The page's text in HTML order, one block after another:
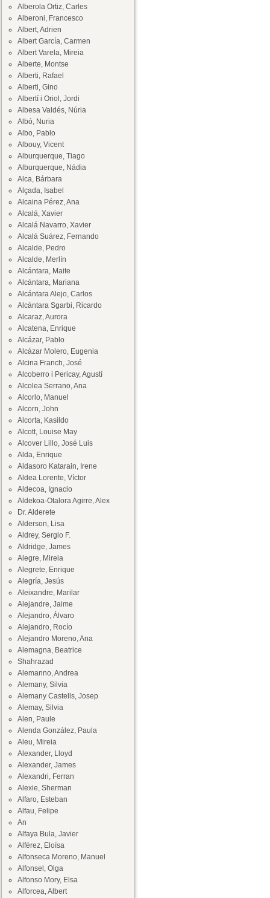
Alberola Ortiz, Carles
Alberoni, Francesco
Albert, Adrien
Albert García, Carmen
Albert Varela, Mireia
Alberte, Montse
Alberti, Rafael
Alberti, Gino
Albertí i Oriol, Jordi
Albesa Valdés, Núria
Albó, Nuria
Albo, Pablo
Albouy, Vicent
Alburquerque, Tiago
Alburquerque, Nádia
Alca, Bárbara
Alçada, Isabel
Alcaina Pérez, Ana
Alcalá, Xavier
Alcalá Navarro, Xavier
Alcalá Suárez, Fernando
Alcalde, Pedro
Alcalde, Merlín
Alcántara, Maite
Alcántara, Mariana
Alcántara Alejo, Carlos
Alcántara Sgarbi, Ricardo
Alcaraz, Aurora
Alcatena, Enrique
Alcázar, Pablo
Alcázar Molero, Eugenia
Alcina Franch, José
Alcoberro i Pericay, Agustí
Alcolea Serrano, Ana
Alcorlo, Manuel
Alcorn, John
Alcorta, Kasildo
Alcott, Louise May
Alcover Lillo, José Luis
Alda, Enrique
Aldasoro Katarain, Irene
Aldea Lorente, Víctor
Aldecoa, Ignacio
Aldekoa-Otalora Agirre, Alex
Dr. Alderete
Alderson, Lisa
Aldrey, Sergio F.
Aldridge, James
Alegre, Mireia
Alegrete, Enrique
Alegría, Jesús
Aleixandre, Marilar
Alejandre, Jaime
Alejandro, Álvaro
Alejandro, Rocío
Alejandro Moreno, Ana
Alemagna, Beatrice
Shahrazad
Alemanno, Andrea
Alemany, Silvia
Alemany Castells, Josep
Alemay, Silvia
Alen, Paule
Alenda González, Paula
Aleu, Mireia
Alexander, Lloyd
Alexander, James
Alexandri, Ferran
Alexie, Sherman
Alfaro, Esteban
Alfau, Felipe
An
Alfaya Bula, Javier
Alférez, Eloísa
Alfonseca Moreno, Manuel
Alfonsel, Olga
Alfonso Mory, Elsa
Alforcea, Albert